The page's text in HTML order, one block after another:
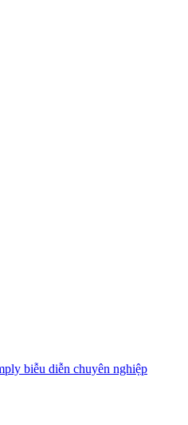
biễu diễn chuyên nghiệp